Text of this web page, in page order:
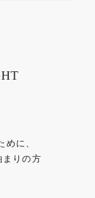
めに、
まりの方